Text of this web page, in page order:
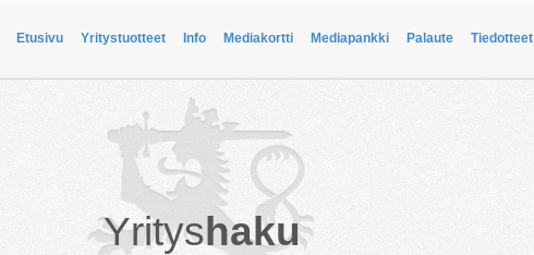
Etusivu Yritystuotteet Info Mediakortti Mediapankki Palaute Tiedotteet
Yrityshaku